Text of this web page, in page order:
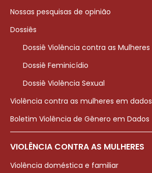
Nossas pesquisas de opinião
Dossiês
Dossiê Violência contra as Mulheres
Dossiê Feminicídio
Dossiê Violência Sexual
Violência contra as mulheres em dados
Boletim Violência de Gênero em Dados
VIOLÊNCIA CONTRA AS MULHERES
Violência doméstica e familiar